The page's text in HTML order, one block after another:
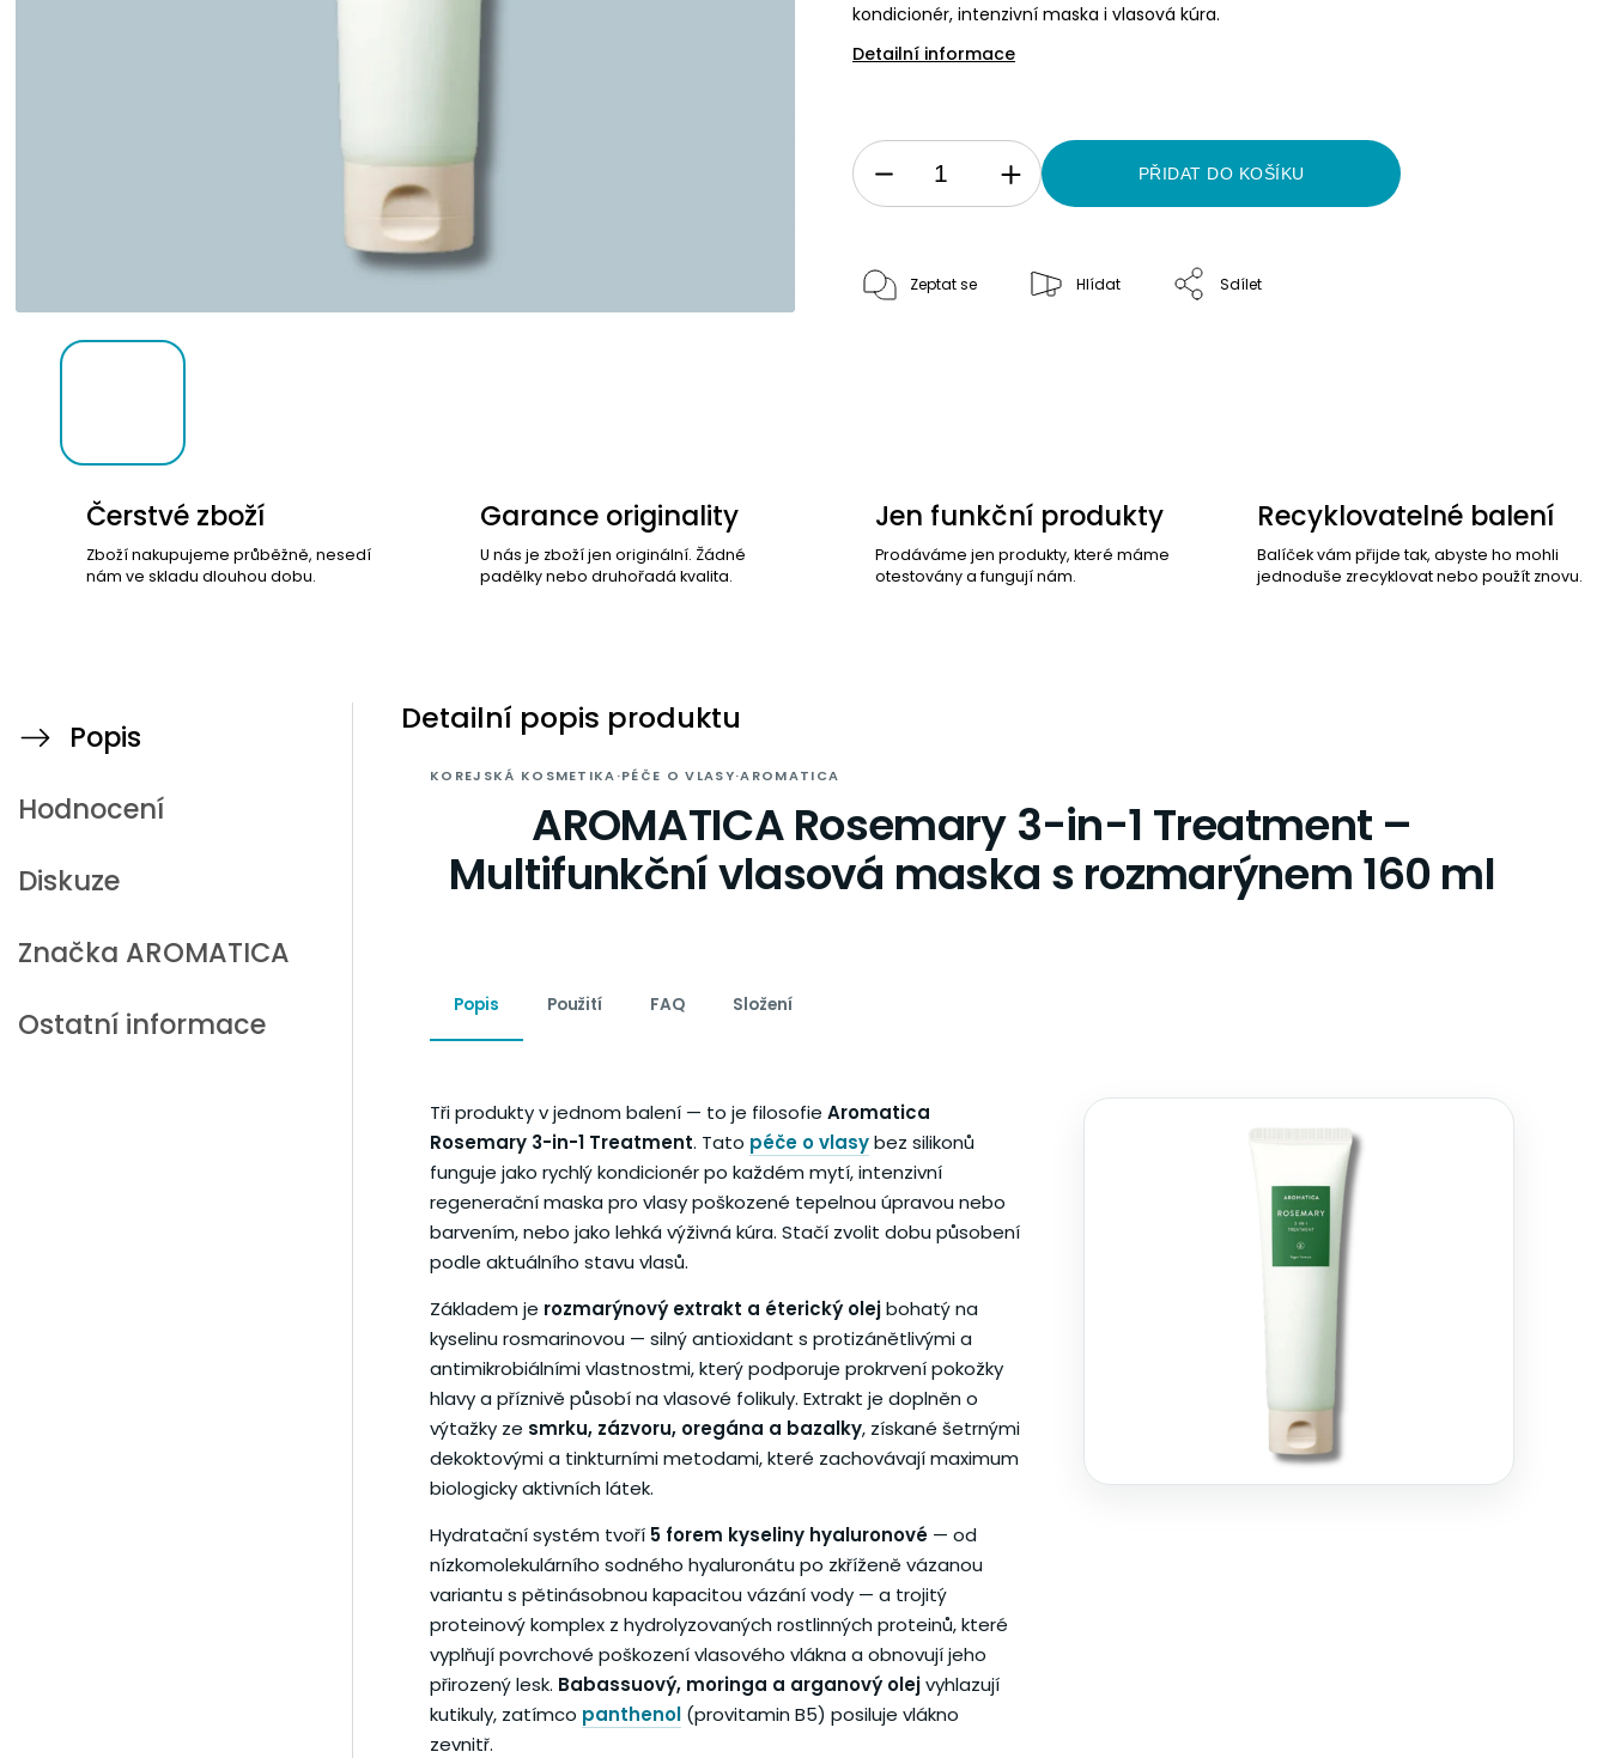
kondicionér, intenzivní maska i vlasová kúra.
Detailní informace
PŘIDAT DO KOŠÍKU
Zeptat se Hlídat Sdílet
Čerstvé zboží
Zboží nakupujeme průběžně, nesedí
nám ve skladu dlouhou dobu.
Garance originality
U nás je zboží jen originální. Žádné
padělky nebo druhořadá kvalita.
Jen funkční produkty
Prodáváme jen produkty, které máme
otestovány a fungují nám.
Recyklovatelné balení
Balíček vám přijde tak, abyste ho mohli
jednoduše zrecyklovat nebo použít znovu.
Popis
Hodnocení
Diskuze
Značka AROMATICA
Ostatní informace
Detailní popis produktu
KOREJSKÁ KOSMETIKA·PÉČE O VLASY·AROMATICA
AROMATICA Rosemary 3-in-1 Treatment –
Multifunkční vlasová maska s rozmarýnem 160 ml
Popis Použití FAQ Složení
Tři produkty v jednom balení — to je filosofie Aromatica
Rosemary 3-in-1 Treatment. Tato péče o vlasybez silikonů
funguje jako rychlý kondicionér po každém mytí, intenzivní
regenerační maska pro vlasy poškozené tepelnou úpravou nebo
barvením, nebo jako lehká výživná kúra. Stačí zvolit dobu působení
podle aktuálního stavu vlasů.
Základem je rozmarýnový extrakt a éterický olejbohatý na
kyselinu rosmarin­ovou — silný antioxidant s protizánětlivými a
antimikrobiálními vlastnostmi, který podporuje prokrvení pokožky
hlavy a příznivě působí na vlasové folikuly. Extrakt je doplněn o
výtažky ze smrku, zázvoru, oregána a bazalky, získané šetrnými
dekoktovými a tinkturními metodami, které zachovávají maximum
biologicky aktivních látek.
Hydratační systém tvoří 5 forem kyseliny hyaluronové — od
nízkomolekulárního sodného hyaluronátu po zkříženě vázanou
variantu s pětinásobnou kapacitou vázání vody — a trojitý
proteinový komplex z hydrolyzovaných rostlinných proteinů, které
vyplňují povrchové poškození vlasového vlákna a obnovují jeho
přirozený lesk. Babassuový, moringa a arganový olejvyhlazují
kutikuly, zatímco panthenol (provitamin B5) posiluje vlákno
zevnitř.